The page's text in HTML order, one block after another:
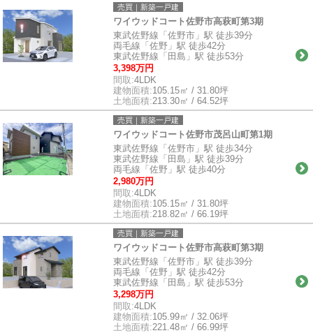
売買｜新築一戸建
ワイウッドコート佐野市高萩町第3期
東武佐野線「佐野市」駅 徒歩39分
両毛線「佐野」駅 徒歩42分
東武佐野線「田島」駅 徒歩53分
3,398万円
間取:4LDK
建物面積:105.15㎡ / 31.80坪
土地面積:213.30㎡ / 64.52坪
売買｜新築一戸建
ワイウッドコート佐野市茂呂山町第1期
東武佐野線「佐野市」駅 徒歩34分
東武佐野線「田島」駅 徒歩39分
両毛線「佐野」駅 徒歩40分
2,980万円
間取:4LDK
建物面積:105.15㎡ / 31.80坪
土地面積:218.82㎡ / 66.19坪
売買｜新築一戸建
ワイウッドコート佐野市高萩町第3期
東武佐野線「佐野市」駅 徒歩39分
両毛線「佐野」駅 徒歩42分
東武佐野線「田島」駅 徒歩53分
3,298万円
間取:4LDK
建物面積:105.99㎡ / 32.06坪
土地面積:221.48㎡ / 66.99坪